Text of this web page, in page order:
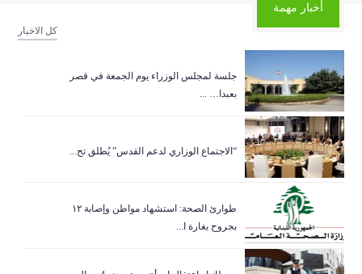
أخبار مهمة
كل الاخبار
جلسة لمجلس الوزراء يوم الجمعة في قصر
بعبدا… ...
“الاجتماع الوزاري لدعم القدس” يُطلق تح...
طوارئ الصحة: استشهاد مواطن وإصابة ١٢
بجروح بغارة ا...